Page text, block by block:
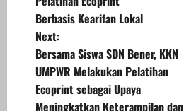
t
n
a
Berbasis Kearifan Lokal
Next:
Bersama Siswa SDN Bener, KKN
UMPWR Melakukan Pelatihan
Ecoprint sebagai Upaya
Meningkatkan Keterampilan dan